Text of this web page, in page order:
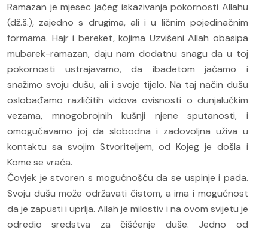
Ramazan je mjesec jačeg iskazivanja pokornosti Allahu
(dž.š.), zajedno s drugima, ali i u ličnim pojedinačnim
formama. Hajr i bereket, kojima Uzvišeni Allah obasipa
mubarek-ramazan, daju nam dodatnu snagu da u toj
pokornosti ustrajavamo, da ibadetom jačamo i
snažimo svoju dušu, ali i svoje tijelo. Na taj način dušu
oslobađamo različitih vidova ovisnosti o dunjalučkim
vezama, mnogobrojnih kušnji njene sputanosti, i
omogućavamo joj da slobodna i zadovoljna uživa u
kontaktu sa svojim Stvoriteljem, od Kojeg je došla i
Kome se vraća.
Čovjek je stvoren s mogućnošću da se uspinje i pada.
Svoju dušu može održavati čistom, a ima i mogućnost
da je zapusti i uprlja. Allah je milostiv i na ovom svijetu je
odredio sredstva za čišćenje duše. Jedno od